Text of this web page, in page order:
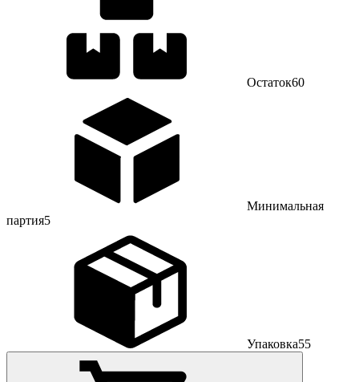
Остаток60
Минимальная
партия5
Упаковка55